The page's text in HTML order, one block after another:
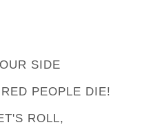
SIDE
PEOPLE DIE!
ROLL,